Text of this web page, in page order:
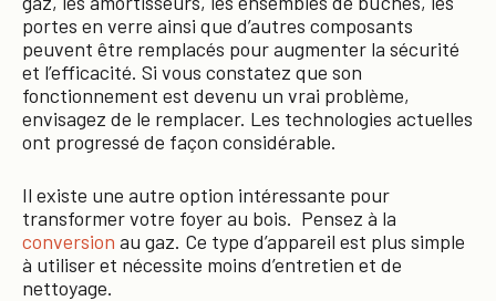
portes en verre ainsi que d’autres composants
peuvent être remplacés pour augmenter la sécurité
et l’efficacité. Si vous constatez que son
fonctionnement est devenu un vrai problème,
envisagez de le remplacer. Les technologies actuelles
ont progressé de façon considérable.
Il existe une autre option intéressante pour
transformer votre foyer au bois. Pensez à la
conversion au gaz. Ce type d’appareil est plus simple
à utiliser et nécessite moins d’entretien et de
nettoyage.